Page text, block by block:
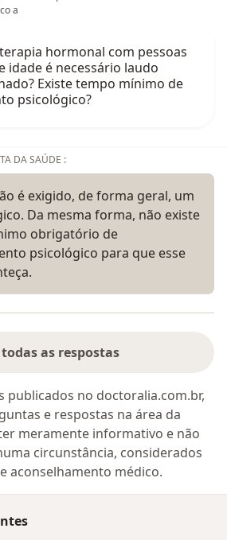
a
hormonal com pessoas
idade é necessário laudo
Existe tempo mínimo de
psicológico?
DA SAÚDE :
é exigido, de forma geral, um
Da mesma forma, não existe
obrigatório de
psicológico para que esse
as respostas
publicados no doctoralia.com.br,
e respostas na área da
meramente informativo e não
circunstância, considerados
aconselhamento médico.